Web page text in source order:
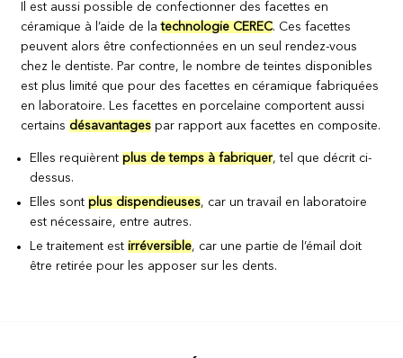
Il est aussi possible de confectionner des facettes en
céramique à l’aide de latechnologie CEREC. Ces facettes
peuvent alors être confectionnées en un seul rendez-vous
chez le dentiste. Par contre, le nombre de teintes disponibles
est plus limité que pour des facettes en céramique fabriquées
en laboratoire. Les facettes en porcelaine comportent aussi
certains désavantages par rapport aux facettes en composite.
Elles requièrentplus de temps à fabriquer, tel que décrit ci-
dessus.
Elles sontplus dispendieuses, car un travail en laboratoire
est nécessaire, entre autres.
Le traitement estirréversible, car une partie de l’émail doit
être retirée pour les apposer sur les dents.